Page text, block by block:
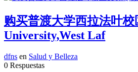
购买普渡大学西拉法叶
University,West Laf
dfns en Salud y Belleza
0 Respuestas